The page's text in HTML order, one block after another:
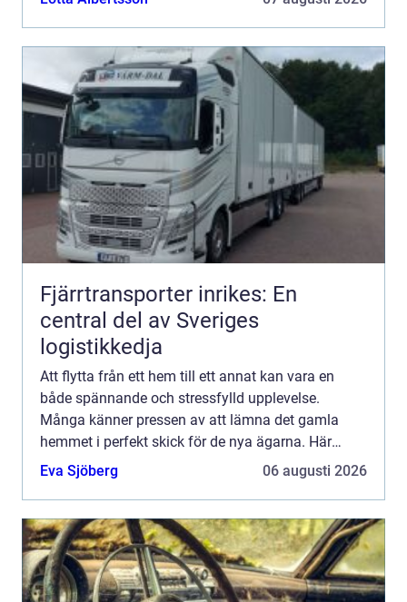
Fjärrtransporter inrikes: En
central del av Sveriges
logistikkedja
Att flytta från ett hem till ett annat kan vara en
både spännande och stressfylld upplevelse.
Många känner pressen av att lämna det gamla
hemmet i perfekt skick för de nya ägarna. Här
kommer flyttst&aum...
Eva Sjöberg 06 augusti 2026